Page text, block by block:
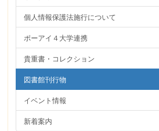
個人情報保護法施行について
ポーアイ４大学連携
貴重書・コレクション
図書館刊行物
イベント情報
新着案内